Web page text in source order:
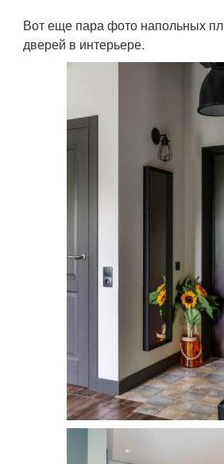
Вот еще пара фото напольных
дверей в интерьере.